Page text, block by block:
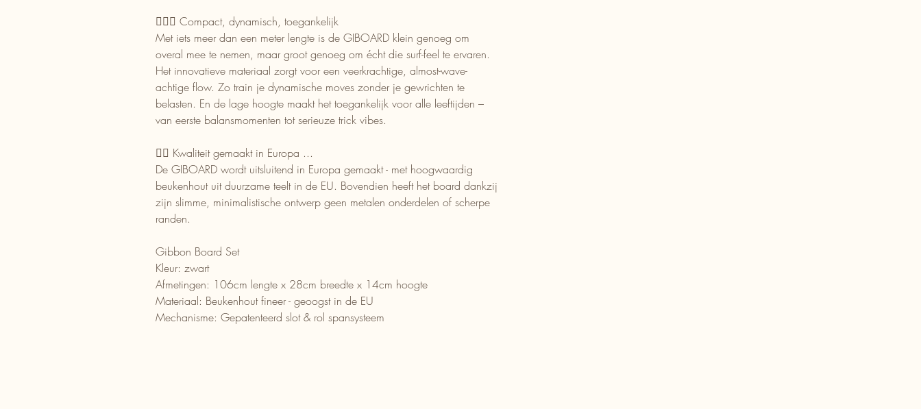
🤸🏽‍♀️ Compact, dynamisch, toegankelijk
Met iets meer dan een meter lengte is de GIBOARD klein genoeg om
overal mee te nemen, maar groot genoeg om écht die surf-feel te ervaren.
Het innovatieve materiaal zorgt voor een veerkrachtige, almost-wave-
achtige flow. Zo train je dynamische moves zonder je gewrichten te
belasten. En de lage hoogte maakt het toegankelijk voor alle leeftijden –
van eerste balansmomenten tot serieuze trick vibes.
👍🏽 Kwaliteit gemaakt in Europa ...
De GIBOARD wordt uitsluitend in Europa gemaakt - met hoogwaardig
beukenhout uit duurzame teelt in de EU. Bovendien heeft het board dankzij
zijn slimme, minimalistische ontwerp geen metalen onderdelen of scherpe
randen.
Gibbon Board Set
Kleur: zwart
Afmetingen: 106cm lengte x 28cm breedte x 14cm hoogte
Materiaal: Beukenhout fineer - geoogst in de EU
Mechanisme: Gepatenteerd slot & rol spansysteem